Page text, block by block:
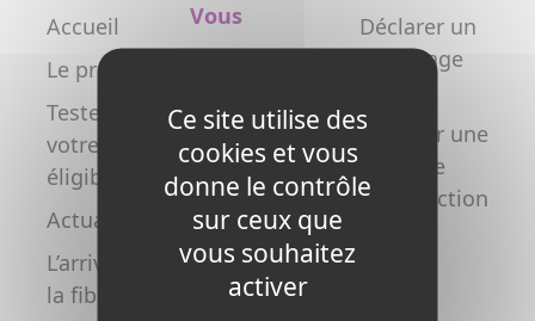
Accueil
Le projet
Testez
votre
éligibilité
Actualités
L’arrivée de
la fibre
Vous
Particulier
Collectivité
Opérateur
Copropriétés
/ syndics
Promoteurs /
Déclarer un
dommage
Déclarer une
nouvelle
construction
Ce site utilise des
cookies et vous
donne le contrôle
sur ceux que
vous souhaitez
activer